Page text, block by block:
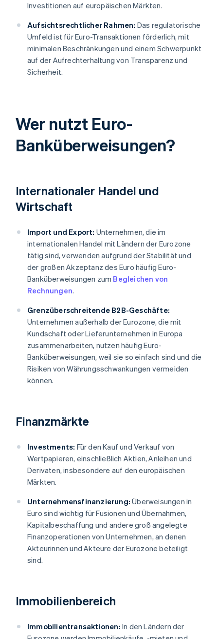
Investitionen auf europäischen Märkten.
Aufsichtsrechtlicher Rahmen: Das regulatorische
Umfeld ist für Euro-Transaktionen förderlich, mit
minimalen Beschränkungen und einem Schwerpunkt
auf der Aufrechterhaltung von Transparenz und
Sicherheit.
Wer nutzt Euro-
Banküberweisungen?
Internationaler Handel und
Wirtschaft
Import und Export: Unternehmen, die im
internationalen Handel mit Ländern der Eurozone
tätig sind, verwenden aufgrund der Stabilität und
der großen Akzeptanz des Euro häufig Euro-
Banküberweisungen zum Begleichen von
Rechnungen.
Grenzüberschreitende B2B-Geschäfte:
Unternehmen außerhalb der Eurozone, die mit
Kundschaft oder Lieferunternehmen in Europa
zusammenarbeiten, nutzen häufig Euro-
Banküberweisungen, weil sie so einfach sind und die
Risiken von Währungsschwankungen vermeiden
können.
Finanzmärkte
Investments: Für den Kauf und Verkauf von
Wertpapieren, einschließlich Aktien, Anleihen und
Derivaten, insbesondere auf den europäischen
Märkten.
Unternehmensfinanzierung: Überweisungen in
Euro sind wichtig für Fusionen und Übernahmen,
Kapitalbeschaffung und andere groß angelegte
Finanzoperationen von Unternehmen, an denen
Akteurinnen und Akteure der Eurozone beteiligt
sind.
Immobilienbereich
Immobilientransaktionen: In den Ländern der